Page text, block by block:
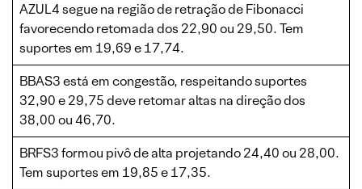
AZUL4 segue na região de retração de Fibonacci
favorecendo retomada dos 22,90 ou 29,50. Tem
suportes em 19,69 e 17,74.
BBAS3 está em congestão, respeitando suportes
32,90 e 29,75 deve retomar altas na direção dos
38,00 ou 46,70.
BRFS3 formou pivô de alta projetando 24,40 ou 28,00.
Tem suportes em 19,85 e 17,35.